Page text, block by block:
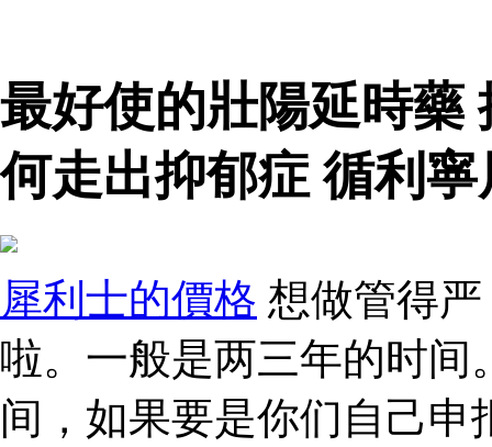
最好使的壯陽延時藥
何走出抑郁症 循利
犀利士的價格 想做管得
啦。一般是两三年的时间
间，如果要是你们自己